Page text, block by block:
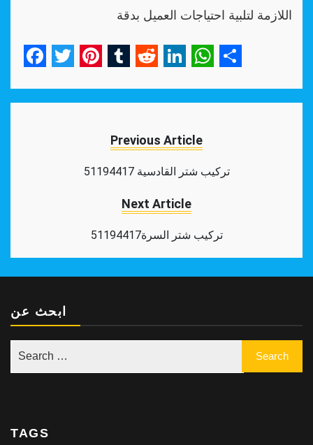
اللازمة لتلبية احتياجات العميل بدقة
Previous Article
تركيب شتر القادسية 51194417
Next Article
تركيب شتر السرة51194417
ابحث عن
TAGS